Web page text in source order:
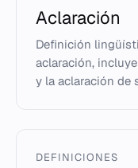
Aclaración
Definición
aclaración,
y la aclaración de
DEFINICIONES